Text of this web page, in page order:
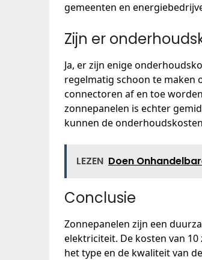
gemeenten en
Zijn er
Ja, er zijn enige
regelmatig schoon te maken
connectoren af en toe
zonnepanelen is echter
kunnen de
LEZEN Doen
Conclusie
Zonnepanelen zijn een
elektriciteit. De kosten van
het type en de kwaliteit van